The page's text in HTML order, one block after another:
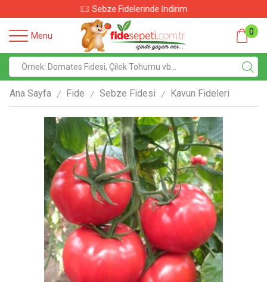
Sebze Fidelerinde İndirim
Menu 0
Ana Sayfa / Fide / Sebze Fidesi / Kavun Fideleri